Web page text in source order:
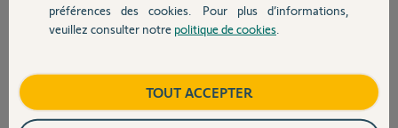
Contact
Réponses
C'est même bizarre que ca fonctionne vu que ce récepteur n'est pas pris
en charge par le kit connect ?
L'appui sur stop est obligatoire puisque ce n'est pas une commande radio
préférences des cookies. Pour plus d’informations,
veuillez consulter notre politique de cookies
TOUT ACCEPTER